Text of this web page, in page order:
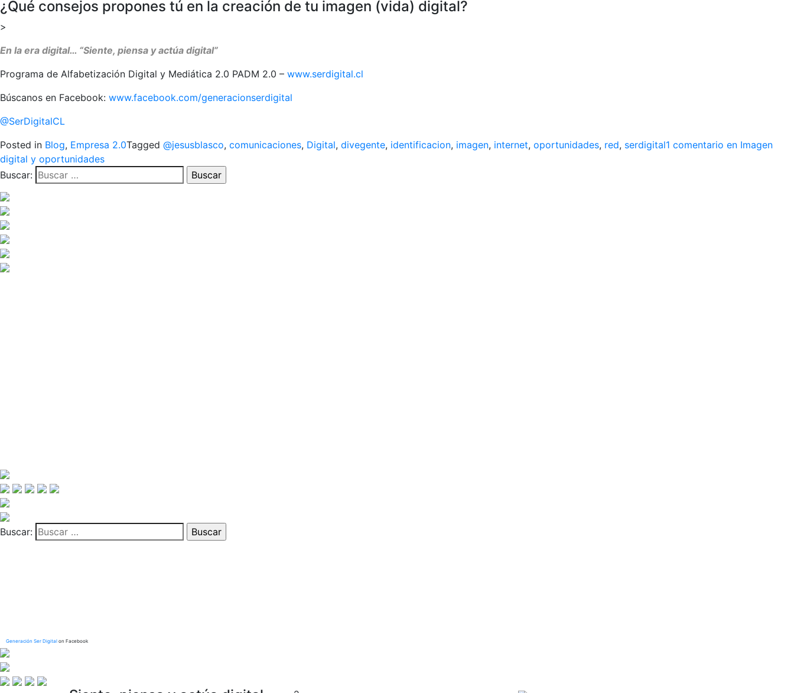
¿Qué consejos propones tú en la creación de tu imagen (vida) digital?
>
En la era digital… “Siente, piensa y actúa digital”
Programa de Alfabetización Digital y Mediática 2.0 PADM 2.0 – www.serdigital.cl
Búscanos en Facebook: www.facebook.com/generacionserdigital
@SerDigitalCL
Posted in Blog, Empresa 2.0Tagged @jesusblasco, comunicaciones, Digital, divegente, identificacion, imagen, internet, oportunidades, red, serdigital1 comentario en Imagen
digital y oportunidades
Buscar:
Buscar:
Generación Ser Digital on Facebook